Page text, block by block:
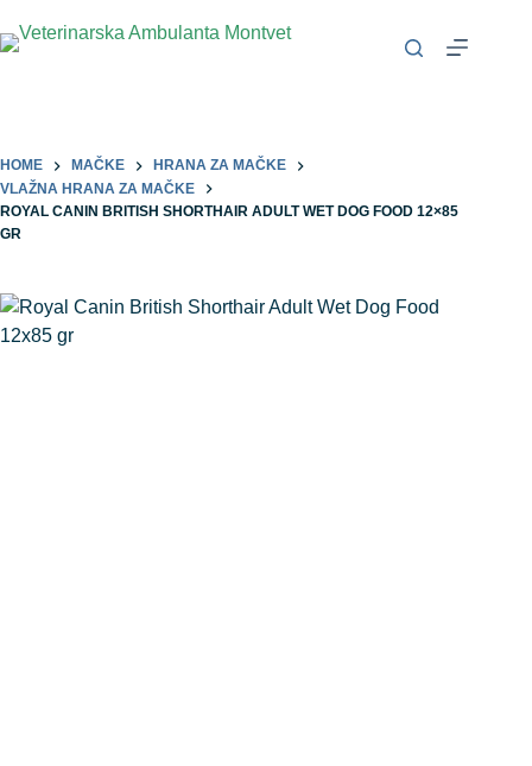
HOME MAČKE
HRANA ZA MAČKE
VLAŽNA HRANA ZA MAČKE
ROYAL CANIN BRITISH SHORTHAIR ADULT WET DOG FOOD 12×85
GR